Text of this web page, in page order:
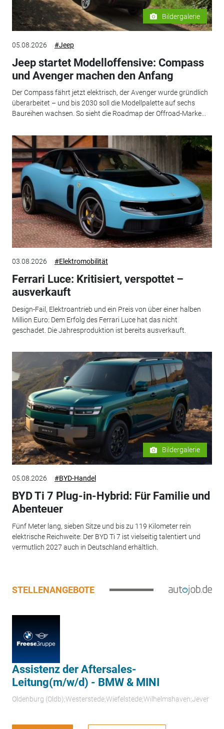
Bildergalerie
05.08.2026 #Jeep
Jeep startet Modelloffensive: Compass
und Avenger machen den Anfang
Der Compass fährt jetzt elektrisch, der Avenger wurde gründlich
überarbeitet – und bis 2030 soll die Modellpalette auf sechs
Baureihen wachsen. So sieht die Roadmap der Offroad-Marke...
03.08.2026 #Elektromobilität
Ferrari Luce: Kritisiert, verspottet –
ausverkauft
Design-Fail, Elektroantrieb und ein Preis von über einer halben
Million Euro: Dem Erfolg des Ferrari Luce hat das nicht
geschadet. Die Jahresproduktion ist bereits ausverkauft.
Bildergalerie
05.08.2026 #BYD-Handel
BYD Ti 7 Plug-in-Hybrid: Für Familie und
Abenteuer
Fünf Meter lang, sieben Sitze und bis zu 119 Kilometer rein
elektrische Reichweite: Der BYD Ti 7 ist vielseitig talentiert und
vermutlich 2027 auch in Deutschland erhältlich.
STELLENANGEBOTE
Assistenz der Aftersales-
Leitung(m/w/d) - BMW & MINI
Oldenburg (Oldb);Westerstede;Wiefelstede;Wilhelmshaven;Jever